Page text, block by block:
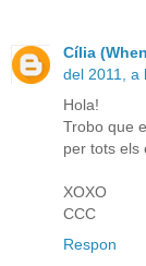
Cília
del 2011, a
Hola!
Trobo que
per tots els
XOXO
CCC
Respon